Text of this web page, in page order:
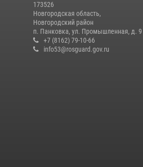
173526
Новгородская область,
Новгородский район
п. Панковка, ул. Промышленная, д. 9
+7 (8162) 79-10-66
info53@rosguard.gov.ru